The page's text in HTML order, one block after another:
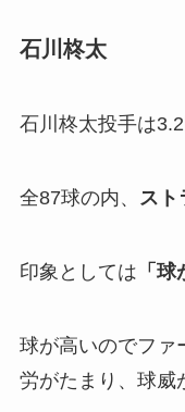
石川柊太
石川柊太投手は
全87球の内、 スト
印象としては 「 球
球が高いのでファ
労がたまり、球威